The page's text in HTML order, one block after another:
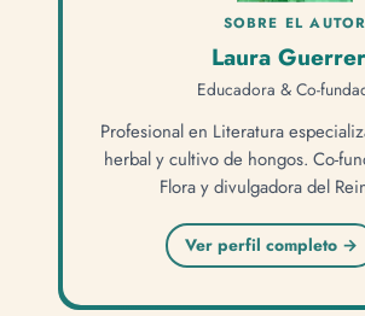
SOBRE EL AUTOR
Laura
Educadora & Co-
Profesional en Literatura
herbal y cultivo de hongos. Co-
Flora y divulgadora del
Ver perfil completo →